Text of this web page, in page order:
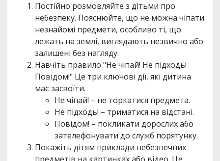
Постійно розмовляйте з дітьми про
небезпеку. Пояснюйте, що не можна чіпати
незнайомі предмети, особливо ті, що
лежать на землі, виглядають незвично або
залишені без нагляду.
Навчіть правило "Не чіпай! Не підходь!
Повідом!" Це три ключові дії, які дитина
має засвоїти.
Не чіпай! – не торкатися предмета.
Не підходь! – триматися на відстані.
Повідом! – покликати дорослих або
зателефонувати до служб порятунку.
Покажіть дітям приклади небезпечних